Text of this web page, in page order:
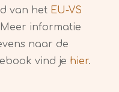
van het EU-VS
informatie
naar de
vind je hier.